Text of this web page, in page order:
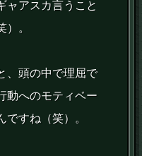
ャアスカ言うこと
）。
、頭の中で理屈で
動へのモティベー
ですね（笑）。